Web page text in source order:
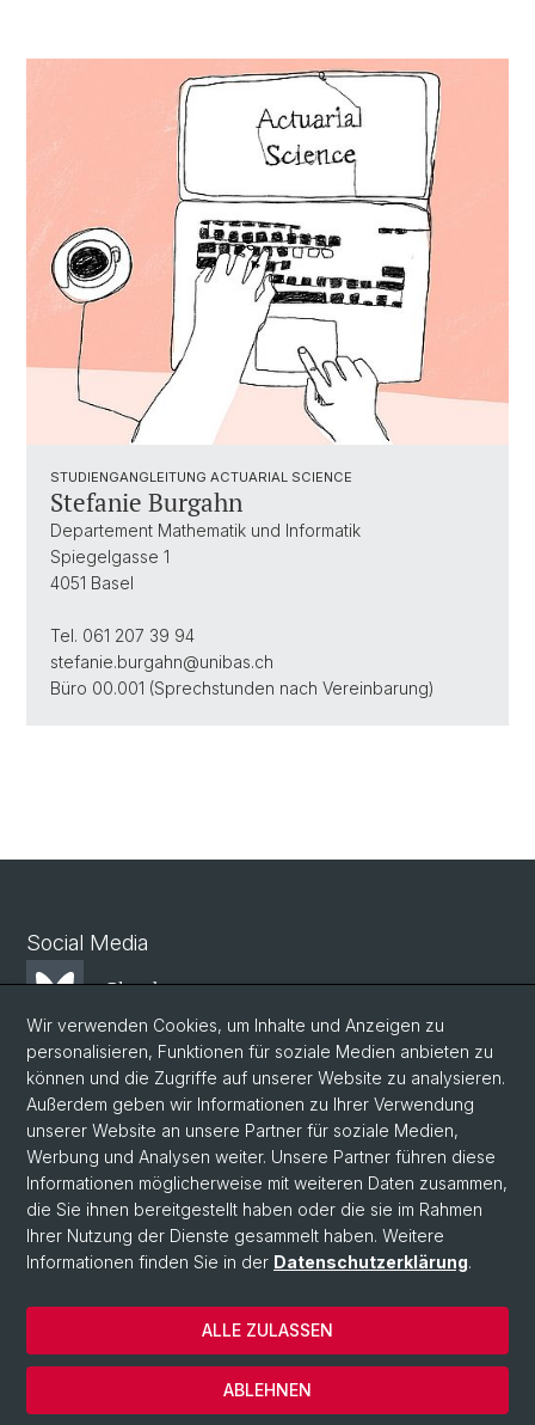
STUDIENGANGLEITUNG ACTUARIAL SCIENCE
Stefanie Burgahn
Departement Mathematik und Informatik
Spiegelgasse 1
4051 Basel
Tel. 061 207 39 94
stefanie.burgahn@unibas.ch
Büro 00.001 (Sprechstunden nach Vereinbarung)
Social Media
Bluesky
Mastodon
LinkedIn
Instagram
© Universität Basel
Datenschutzerklärung
Wir verwenden Cookies, um Inhalte und Anzeigen zu
personalisieren, Funktionen für soziale Medien anbieten zu
können und die Zugriffe auf unserer Website zu analysieren.
Außerdem geben wir Informationen zu Ihrer Verwendung
unserer Website an unsere Partner für soziale Medien,
Werbung und Analysen weiter. Unsere Partner führen diese
Informationen möglicherweise mit weiteren Daten zusammen,
die Sie ihnen bereitgestellt haben oder die sie im Rahmen
Ihrer Nutzung der Dienste gesammelt haben. Weitere
Informationen finden Sie in der Datenschutzerklärung.
ABLEHNEN
ALLE ZULASSEN